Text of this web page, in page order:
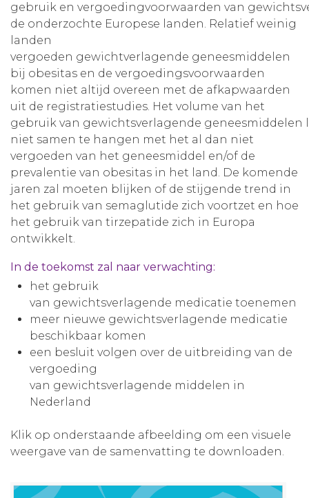
gebruik en vergoedingvoorwaarden van
de onderzochte Europese landen. Relatief weinig
landen
vergoeden gewichtverlagende geneesmiddelen
bij obesitas en de vergoedingsvoorwaarden
komen niet altijd overeen met de afkapwaarden
uit de registratiestudies. Het volume van het
gebruik van gewichtsverlagende geneesmiddelen
niet samen te hangen met het al dan niet
vergoeden van het geneesmiddel en/of de
prevalentie van obesitas in het land. De komende
jaren zal moeten blijken of de stijgende trend in
het gebruik van semaglutide zich voortzet en hoe
het gebruik van tirzepatide zich in Europa
ontwikkelt.
In de toekomst zal naar verwachting:
het gebruik
van gewichtsverlagende medicatie toenemen
meer nieuwe gewichtsverlagende medicatie
beschikbaar komen
een besluit volgen over de uitbreiding van de
vergoeding
van gewichtsverlagende middelen in
Nederland
Klik op onderstaande afbeelding om een visuele
weergave van de samenvatting te downloaden.